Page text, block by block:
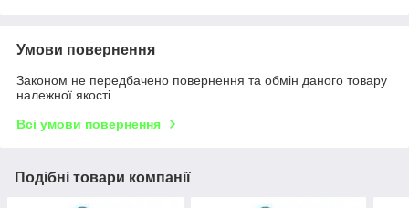
Умови повернення
Законом не передбачено повернення та обмін даного товару
належної якості
Всі умови повернення
Подібні товари компанії